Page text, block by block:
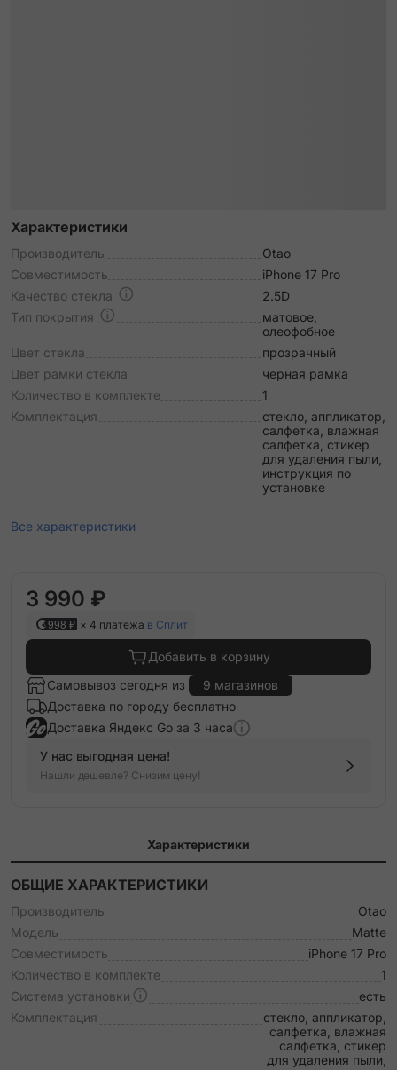
Характеристики
Производитель
Otao
Совместимость
iPhone 17 Pro
Качество стекла
2.5D
Тип покрытия
матовое,
олеофобное
Цвет стекла
прозрачный
Цвет рамки стекла
черная рамка
Количество в комплекте
1
Комплектация
стекло, аппликатор,
салфетка, влажная
салфетка, стикер
для удаления пыли,
инструкция по
установке
Все характеристики
3 990 ₽
998 ₽ × 4 платежа в Сплит
Добавить в корзину
Самовывоз сегодня из
9 магазинов
Доставка по городу бесплатно
Доставка Яндекс Go за 3 часа
У нас выгодная цена!
Нашли дешевле? Снизим цену!
Характеристики
ОБЩИЕ ХАРАКТЕРИСТИКИ
Производитель
Otao
Модель
Matte
Совместимость
iPhone 17 Pro
Количество в комплекте
1
Система установки
есть
Комплектация
стекло, аппликатор,
салфетка, влажная
салфетка, стикер
для удаления пыли,